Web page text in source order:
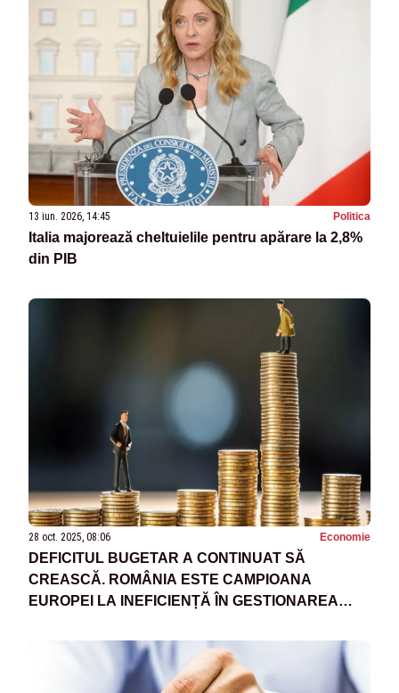
13 iun. 2026, 14:45 Politica
Italia majorează cheltuielile pentru apărare la 2,8%
din PIB
28 oct. 2025, 08:06 Economie
DEFICITUL BUGETAR A CONTINUAT SĂ
CREASCĂ. ROMÂNIA ESTE CAMPIOANA
EUROPEI LA INEFICIENȚĂ ÎN GESTIONAREA